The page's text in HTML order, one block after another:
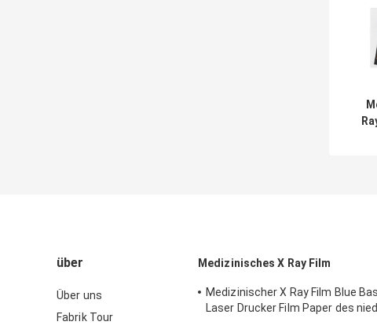
über
Über uns
Fabrik Tour
Medizinisches X Ray Film
Medizinischer X Ray Film Blue
Laser Drucker Film Paper des